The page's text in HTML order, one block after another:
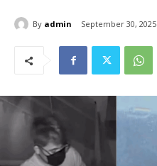
By admin September 30, 2025